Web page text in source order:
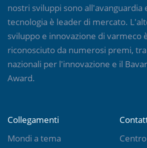
nostri sviluppi sono all'avanguardia
tecnologia è leader di mercato.
sviluppo e innovazione di varmeco
riconosciuto da numerosi premi,
nazionali per l'innovazione e il
Award.
Collegamenti
Mondi a tema
Centro